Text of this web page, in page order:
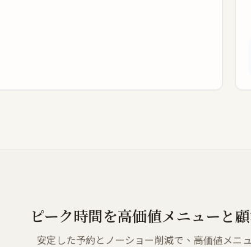
ピーク時間を高価値メニューと
安定した予約とノーショー削減で、高価値メニ